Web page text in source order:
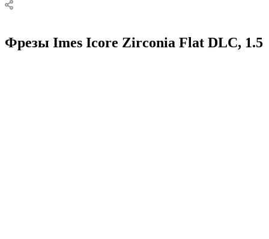
Фрезы Imes Icore Zirconia Flat DLC, 1.5